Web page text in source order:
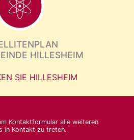
HILLESHEIM
SIE HILLESHEIM
Kontaktformular alle weiteren
in Kontakt zu treten.